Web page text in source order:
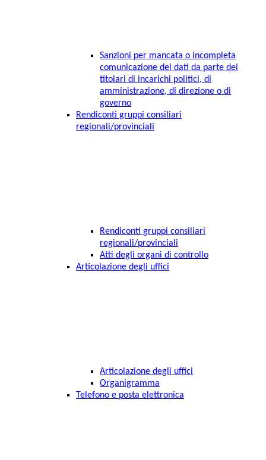
Sanzioni per mancata o incompleta
comunicazione dei dati da parte dei
titolari di incarichi politici, di
amministrazione, di direzione o di
governo
Rendiconti gruppi consiliari
regionali/provinciali
Rendiconti gruppi consiliari
regionali/provinciali
Atti degli organi di controllo
Articolazione degli uffici
Articolazione degli uffici
Organigramma
Telefono e posta elettronica